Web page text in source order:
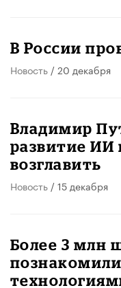
В России
Новость / 20 декабря
Владимир
развитие ИИ
возглавить
Новость / 15 декабря
Более 3 млн